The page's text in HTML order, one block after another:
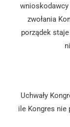
wnioskodawcy
zwołania
porządek
Uchwały
ile Kongres nie